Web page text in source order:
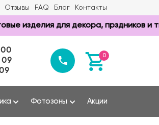
Отзывы FAQ Блог Контакты
изделия для декора, прздников и
00
09
0
Фотозоны Акции